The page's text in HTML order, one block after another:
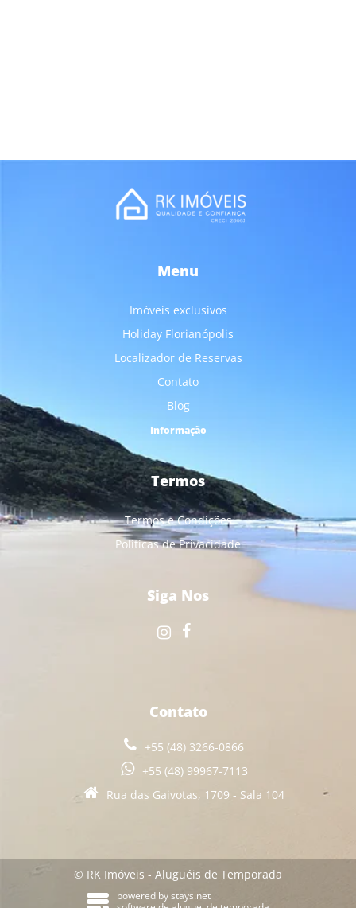
Menu
Imóveis exclusivos
Holiday Florianópolis
Localizador de Reservas
Contato
Blog
Informação
Termos
Termos e Condições
Politicas de Privacidade
Siga Nos
Contato
+55 (48) 3266-0866
+55 (48) 99967-7113
Rua das Gaivotas, 1709 - Sala 104
© RK Imóveis - Aluguéis de Temporada
powered bystays.net